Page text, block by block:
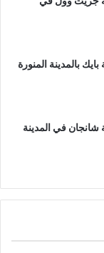
بالمدينة المنورة
في المدينة